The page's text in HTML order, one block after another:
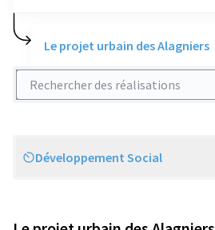
Le projet urbain des Alagniers
Rechercher des réalisations
Scope
Développement Social